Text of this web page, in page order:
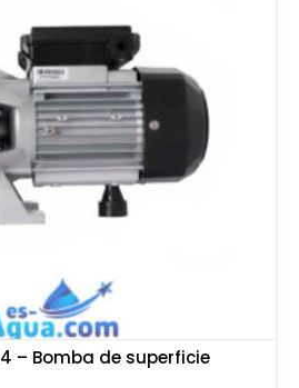
– Bomba de superficie